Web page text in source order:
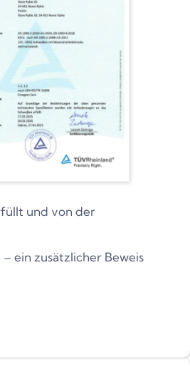
und von der
ein zusätzlicher Beweis